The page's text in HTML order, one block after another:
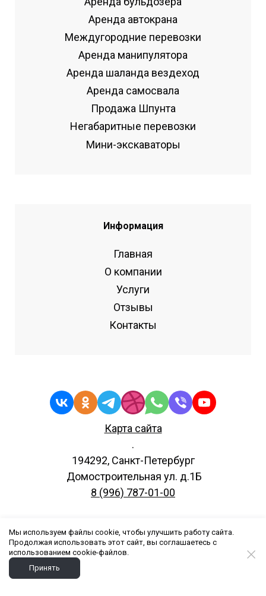
Аренда автокрана
Междугородние перевозки
Аренда манипулятора
Аренда шаланда вездеход
Аренда самосвала
Продажа Шпунта
Негабаритные перевозки
Мини-экскаваторы
Информация
Главная
О компании
Услуги
Отзывы
Контакты
Карта сайта
.
194292, Санкт-Петербург
Домостроительная ул. д.1Б
8 (996) 787-01-00
Все права защищены.
© 2020 - 2024
Мы используем файлы cookie, чтобы улучшить работу сайта.
Продолжая использовать этот сайт, вы соглашаетесь с
использованием cookie-файлов.
Принять